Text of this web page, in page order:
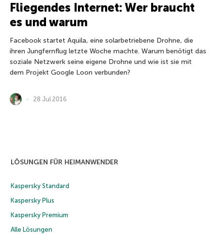
Fliegendes Internet: Wer braucht
es und warum
Facebook startet Aquila, eine solarbetriebene Drohne, die
ihren Jungfernflug letzte Woche machte. Warum benötigt das
soziale Netzwerk seine eigene Drohne und wie ist sie mit
dem Projekt Google Loon verbunden?
28 Jul 2016
LÖSUNGEN FÜR HEIMANWENDER
Kaspersky Standard
Kaspersky Plus
Kaspersky Premium
Alle Lösungen